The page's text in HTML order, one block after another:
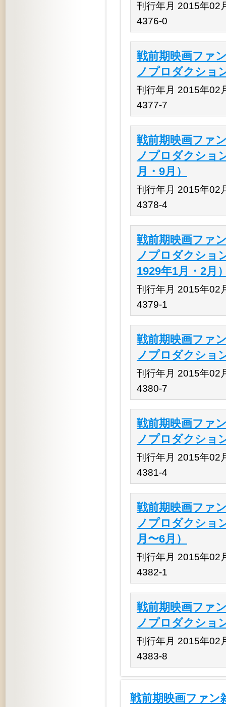
刊行年月 2015年02
4376-0
戦前期映画フ
ノプロダクショ
刊行年月 2015年02
4377-7
戦前期映画フ
ノプロダクショ
月・9月）
刊行年月 2015年02
4378-4
戦前期映画フ
ノプロダクショ
1929年1月・2月
刊行年月 2015年02
4379-1
戦前期映画フ
ノプロダクショ
刊行年月 2015年02
4380-7
戦前期映画フ
ノプロダクショ
刊行年月 2015年02
4381-4
戦前期映画フ
ノプロダクショ
月〜6月）
刊行年月 2015年02
4382-1
戦前期映画フ
ノプロダクショ
刊行年月 2015年02
4383-8
戦前期映画ファ